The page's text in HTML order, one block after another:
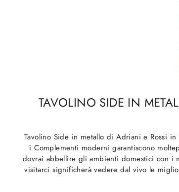
TAVOLINO SIDE IN
Tavolino Side in metallo di Adriani e Rossi
i Complementi moderni garantiscono
dovrai abbellire gli ambienti domestici con i
visitarci significherà vedere dal vivo le